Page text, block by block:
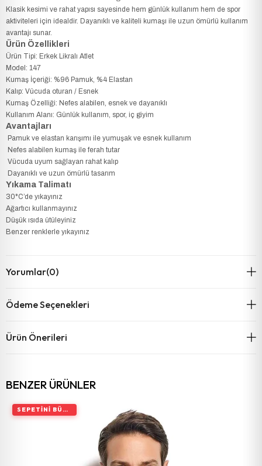
Klasik kesimi ve rahat yapısı sayesinde hem günlük kullanım hem de spor
aktiviteleri için idealdir. Dayanıklı ve kaliteli kumaşı ile uzun ömürlü kullanım
avantajı sunar.
Ürün Özellikleri
Ürün Tipi: Erkek Likralı Atlet
Model: 147
Kumaş İçeriği: %96 Pamuk, %4 Elastan
Kalıp: Vücuda oturan / Esnek
Kumaş Özelliği: Nefes alabilen, esnek ve dayanıklı
Kullanım Alanı: Günlük kullanım, spor, iç giyim
Avantajları
Pamuk ve elastan karışımı ile yumuşak ve esnek kullanım
Nefes alabilen kumaş ile ferah tutar
Vücuda uyum sağlayan rahat kalıp
Dayanıklı ve uzun ömürlü tasarım
Yıkama Talimatı
30°C’de yıkayınız
Ağartıcı kullanmayınız
Düşük ısıda ütüleyiniz
Benzer renklerle yıkayınız
Yorumlar(0)
Ödeme Seçenekleri
Ürün Önerileri
BENZER ÜRÜNLER
SEPETINI BÜYÜT, İNDIRIMI ARTIR